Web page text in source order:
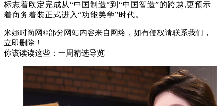
标志着欧定完成从“中国制造”到“中国智造”的跨越,更预示
着商务着装正式进入“功能美学”时代。
米娜时尚网©部分网站内容来自网络，如有侵权请联系我们，
立即删除！
你该读读这些：一周精选导览